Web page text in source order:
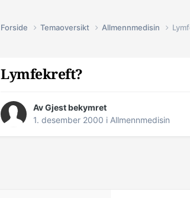
Forside Temaoversikt Allmennmedisin
Lymfekreft?
Av Gjest bekymret
1. desember 2000 i Allmennmedisin